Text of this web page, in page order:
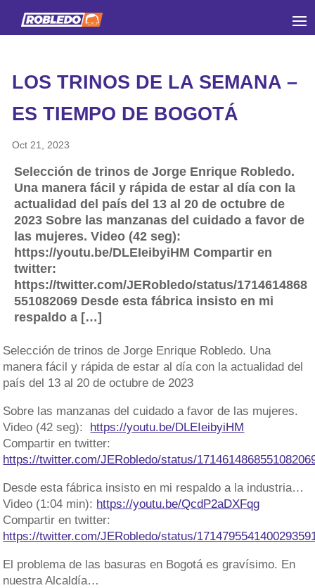
LOS TRINOS DE LA SEMANA –
ES TIEMPO DE BOGOTÁ
Oct 21, 2023
Selección de trinos de Jorge Enrique Robledo.
Una manera fácil y rápida de estar al día con la
actualidad del país del 13 al 20 de octubre de
2023 Sobre las manzanas del cuidado a favor de
las mujeres. Video (42 seg):
https://youtu.be/DLEIeibyiHM Compartir en
twitter:
https://twitter.com/JERobledo/status/1714614868
551082069 Desde esta fábrica insisto en mi
respaldo a […]
Selección de trinos de Jorge Enrique Robledo. Una
manera fácil y rápida de estar al día con la actualidad del
país del 13 al 20 de octubre de 2023
Sobre las manzanas del cuidado a favor de las mujeres.
Video (42 seg): https://youtu.be/DLEIeibyiHM
Compartir en twitter:
https://twitter.com/JERobledo/status/
Desde esta fábrica insisto en mi respaldo a la industria…
Video (1:04 min): https://youtu.be/QcdP2aDXFqg
Compartir en twitter:
https://twitter.com/JERobledo/status/
El problema de las basuras en Bogotá es gravísimo. En
nuestra Alcaldía…